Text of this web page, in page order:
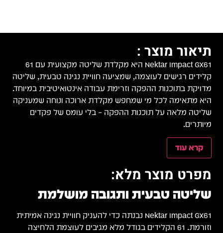
תיאור מוצר :
Nektar Impact GX61 היא מקלדת שליטה מקצועית עם 61
קלידים רגישים לעוצמה, שמציעה חוויית נגינה טבעית, שליטה
מדויקת בתוכנות ההפקה וזרימת עבודה אינטואיטיבית במיוחד.
היא מתאימה לכל מי שמחפש מקלדת ארוכה ונוחה שמעניקה
שליטה מלאה על תוכנות ההפקה – בלי עומס של פקדים
מיותרים.
קרא עוד
מפרט מוצר מלא:
שליטה טבעית ותגובה מושלמת
Nektar Impact GX61 נבנתה כדי להעניק חוויית נגינה אמיתית
וזורמת. 61 הקלידים בגודל מלא מגיבים לעוצמת הלחיצה